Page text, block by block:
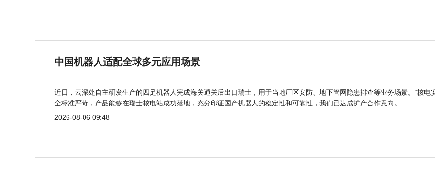
中国机器人适配全球多元应用场景
近日，云深处自主研发生产的四足机器人完成海关通关后出口瑞士，用于当地厂区安防、地下管网隐患排查等业务场景。“核电
全标准严苛，产品能够在瑞士核电站成功落地，充分印证国产机器人的稳定性和可靠性，我们已达成扩产合作意向。
2026-08-06 09:48